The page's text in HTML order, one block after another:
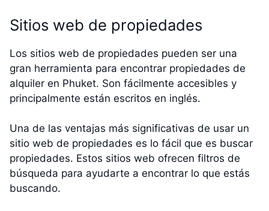
Sitios web de propiedades
Los sitios web de propiedades pueden ser una
gran herramienta para encontrar propiedades de
alquiler en Phuket. Son fácilmente accesibles y
principalmente están escritos en inglés.
Una de las ventajas más significativas de usar un
sitio web de propiedades es lo fácil que es buscar
propiedades. Estos sitios web ofrecen filtros de
búsqueda para ayudarte a encontrar lo que estás
buscando.